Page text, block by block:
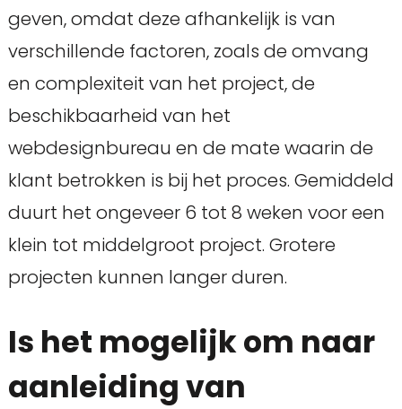
geven, omdat deze afhankelijk is van
verschillende factoren, zoals de omvang
en complexiteit van het project, de
beschikbaarheid van het
webdesignbureau en de mate waarin de
klant betrokken is bij het proces. Gemiddeld
duurt het ongeveer 6 tot 8 weken voor een
klein tot middelgroot project. Grotere
projecten kunnen langer duren.
Is het mogelijk om naar
aanleiding van